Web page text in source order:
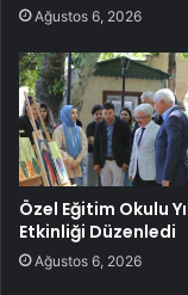
Ağustos 6, 2026
Özel Eğitim Okulu
Etkinliği Düzenledi
Ağustos 6, 2026